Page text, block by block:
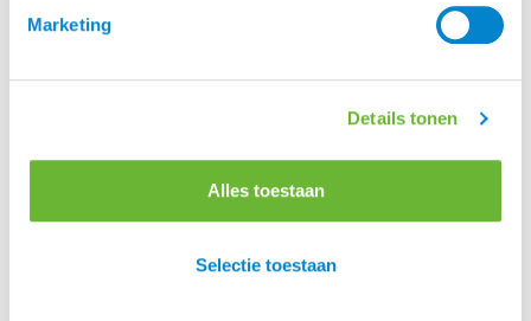
Marketing
Details tonen
Alles toestaan
Selectie toestaan
helpen om de producten te verbeteren. Hrimnir
behoudt hierbij de geest van het IJslandse paard